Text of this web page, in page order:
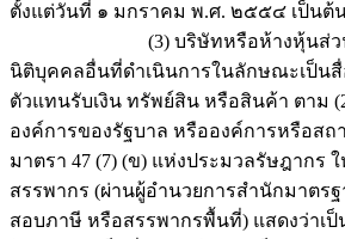
ตั้งแต่วันที่ ๑ มกราคม พ.ศ. ๒๕๕๔ เป็นต้
(3) บริษัทหรือห้างหุ้นส่วนนิ
นิติบุคคลอื่นที่ดำเนินการในลักษณะเป็นสื่
ตัวแทนรับเงิน ทรัพย์สิน หรือสินค้า ตาม
องค์การของรัฐบาล หรือองค์การหรือส
มาตรา 47 (7) (ข) แห่งประมวลรัษฎากร
สรรพากร (ผ่านผู้อำนวยการสำนักมาตร
สอบภาษี หรือสรรพากรพื้นที่) แสดงว่าเ